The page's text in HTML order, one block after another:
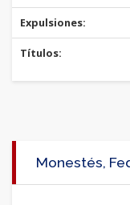
Expulsiones:
Títulos:
Monestés,